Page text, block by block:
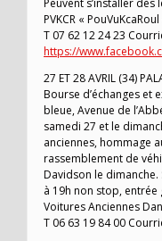
Peuvent s’installer
PVKCR «
T 07 62 12 24 23
https://
27 ET 28 AVRIL (34)
Bourse d’échanges et
bleue, Avenue de
samedi 27 et le
anciennes, hommage
rassemblement de
Davidson le dimanche.
à 19h non stop, entrée
Voitures Anciennes
T 06 63 19 84 00